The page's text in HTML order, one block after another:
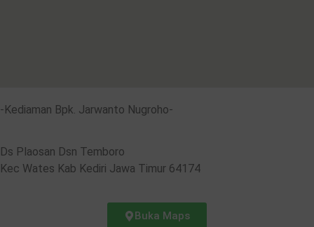
-Kediaman Bpk. Jarwanto Nugroho-
Ds Plaosan Dsn Temboro
Kec Wates Kab Kediri Jawa Timur 64174
Buka Maps